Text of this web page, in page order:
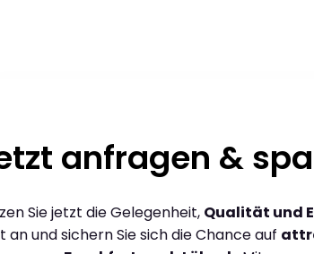
anfragen &
Sie jetzt die Gelegenheit, Qualität und
an und sichern Sie sich die Chance auf